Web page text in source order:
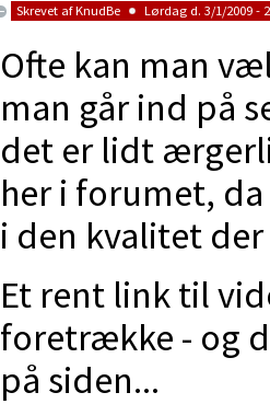
Skrevet afKnudBe Lørdag d. 3/1/2009 -
Ofte kan man
man går ind på
det er lidt
her i forumet,
i den kvalitet
Et rent link til
foretrække - og
på siden...